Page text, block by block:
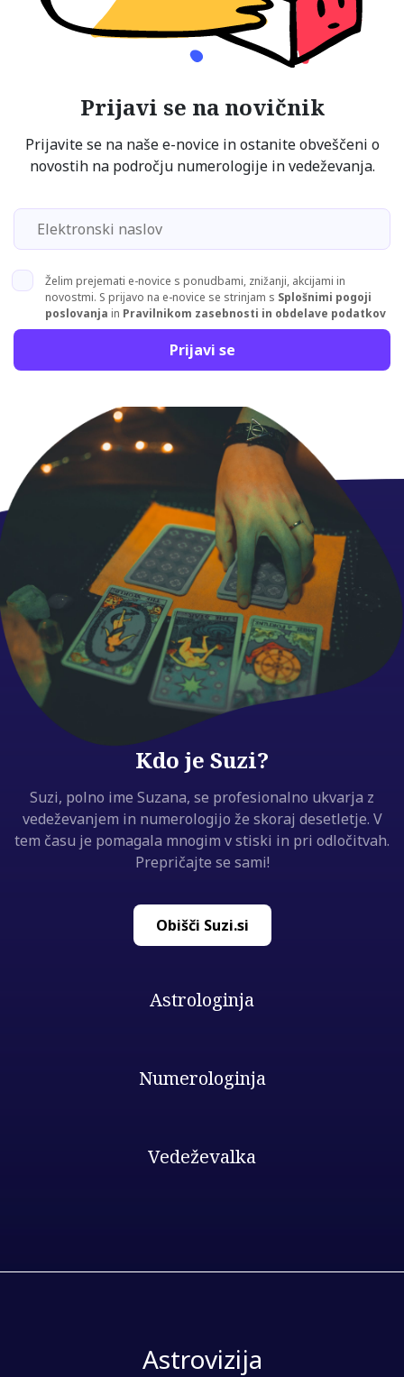
Prijavi se na novičnik
Prijavite se na naše e-novice in ostanite obveščeni o
novostih na področju numerologije in vedeževanja.
Želim prejemati e-novice s ponudbami, znižanji, akcijami in
novostmi. S prijavo na e-novice se strinjam s Splošnimi pogoji
poslovanja in Pravilnikom zasebnosti in obdelave podatkov
Kdo je Suzi?
Suzi, polno ime Suzana, se profesionalno ukvarja z
vedeževanjem in numerologijo že skoraj desetletje. V
tem času je pomagala mnogim v stiski in pri odločitvah.
Prepričajte se sami!
Obišči Suzi.si
Astrologinja
Numerologinja
Vedeževalka
Astrovizija